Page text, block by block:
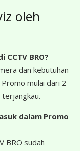
oleh
CCTV BRO?
dan kebutuhan
Promo mulai dari 2
terjangkau.
dalam Promo
BRO sudah